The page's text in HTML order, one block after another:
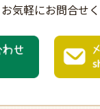
お気軽にお問合せ